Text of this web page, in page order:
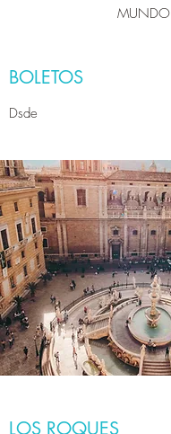
MUNDO
BOLETOS
Dsde
LOS ROQUES